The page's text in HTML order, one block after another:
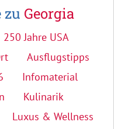
zu Georgia
250 Jahre USA
Ausflugstipps
Infomaterial
Kulinarik
Luxus & Wellness